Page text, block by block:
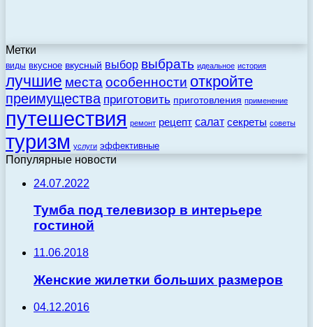
Метки
виды вкусное вкусный выбор выбрать идеальное история
лучшие места особенности откройте
преимущества приготовить приготовления применение
путешествия ремонт рецепт салат секреты советы
туризм услуги эффективные
Популярные новости
24.07.2022
Тумба под телевизор в интерьере
гостиной
11.06.2018
Женские жилетки больших размеров
04.12.2016